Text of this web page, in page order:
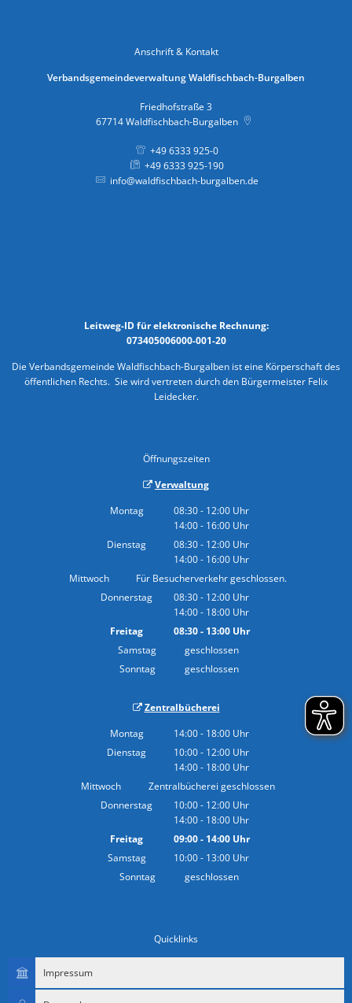
Anschrift & Kontakt
Verbandsgemeindeverwaltung Waldfischbach-Burgalben
Friedhofstraße 3
67714 Waldfischbach-Burgalben
+49 6333 925-0
+49 6333 925-190
info@waldfischbach-burgalben.de
Leitweg-ID für elektronische Rechnung:
073405006000-001-20
Die Verbandsgemeinde Waldfischbach-Burgalben ist eine Körperschaft des
öffentlichen Rechts. Sie wird vertreten durch den Bürgermeister Felix
Leidecker.
Öffnungszeiten
Verwaltung
Montag
08:30- 12:00 Uhr
Von 08:30 bis 12:00 Uhr
14:00- 16:00 Uhr
Von 14:00 bis 16:00 Uhr
Dienstag 08:30- 12:00 Uhr
Von 08:30 bis 12:00 Uhr
14:00- 16:00 Uhr
Von 14:00 bis 16:00 Uhr
Mittwoch
Für Besucherverkehr geschlossen.
Donnerstag
08:30- 12:00 Uhr
Von 08:30 bis 12:00 Uhr
14:00- 18:00 Uhr
Von 14:00 bis 18:00 Uhr
Freitag 08:30- 13:00Uhr
Von 08:30 bis 13:00 Uhr
Samstag
geschlossen
Sonntag
geschlossen
Zentralbücherei
Montag
14:00- 18:00 Uhr
Von 14:00 bis 18:00 Uhr
Dienstag 10:00- 12:00 Uhr
Von 10:00 bis 12:00 Uhr
14:00- 18:00 Uhr
Von 14:00 bis 18:00 Uhr
Mittwoch
Zentralbücherei geschlossen
Donnerstag
10:00- 12:00 Uhr
Von 10:00 bis 12:00 Uhr
14:00- 18:00 Uhr
Von 14:00 bis 18:00 Uhr
Freitag 09:00- 14:00Uhr
Von 09:00 bis 14:00 Uhr
Samstag 10:00- 13:00 Uhr
Von 10:00 bis 13:00 Uhr
Sonntag geschlossen
Quicklinks
Impressum